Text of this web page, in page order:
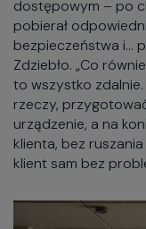
dostępowym – po
pobierał
bezpieczeństwa i…
Zdziebło. „Co
to wszystko
rzeczy,
urządzenie, a na
klienta, bez
klient sam bez